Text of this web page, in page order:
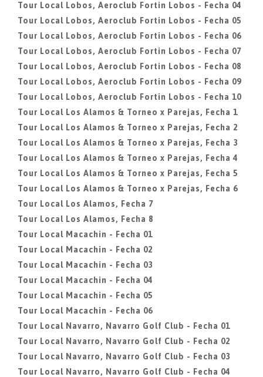
Tour Local Lobos, Aeroclub Fortin Lobos - Fecha 04
Tour Local Lobos, Aeroclub Fortin Lobos - Fecha 05
Tour Local Lobos, Aeroclub Fortin Lobos - Fecha 06
Tour Local Lobos, Aeroclub Fortin Lobos - Fecha 07
Tour Local Lobos, Aeroclub Fortin Lobos - Fecha 08
Tour Local Lobos, Aeroclub Fortin Lobos - Fecha 09
Tour Local Lobos, Aeroclub Fortin Lobos - Fecha 10
Tour Local Los Alamos & Torneo x Parejas, Fecha 1
Tour Local Los Alamos & Torneo x Parejas, Fecha 2
Tour Local Los Alamos & Torneo x Parejas, Fecha 3
Tour Local Los Alamos & Torneo x Parejas, Fecha 4
Tour Local Los Alamos & Torneo x Parejas, Fecha 5
Tour Local Los Alamos & Torneo x Parejas, Fecha 6
Tour Local Los Alamos, Fecha 7
Tour Local Los Alamos, Fecha 8
Tour Local Macachin - Fecha 01
Tour Local Macachin - Fecha 02
Tour Local Macachin - Fecha 03
Tour Local Macachin - Fecha 04
Tour Local Macachin - Fecha 05
Tour Local Macachin - Fecha 06
Tour Local Navarro, Navarro Golf Club - Fecha 01
Tour Local Navarro, Navarro Golf Club - Fecha 02
Tour Local Navarro, Navarro Golf Club - Fecha 03
Tour Local Navarro, Navarro Golf Club - Fecha 04